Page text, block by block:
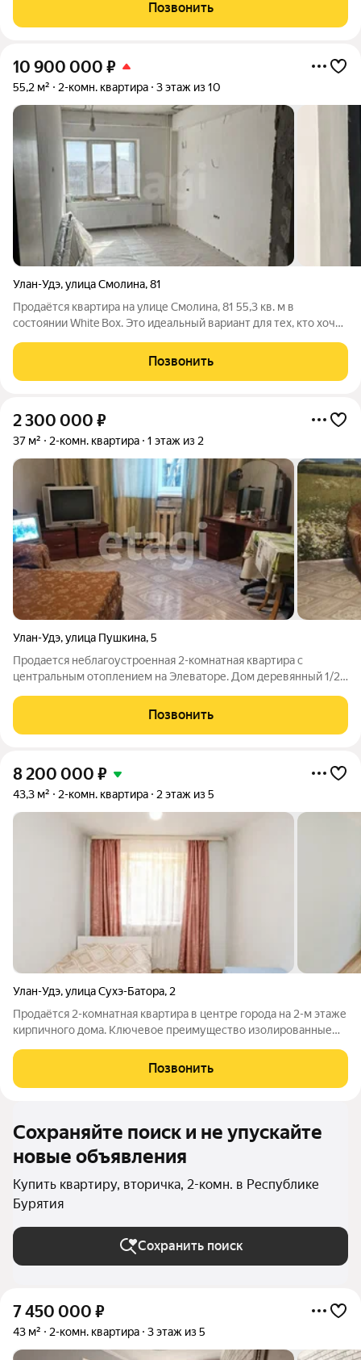
детский сад,
Позвонить
10 900 000 ₽
55,2 м² 2-комн. квартира 3 этаж из 10
Улан-Удэ,улица Смолина,81
Продаётся квартира на улице Смолина, 81 55,3 кв. м в
состоянии White Box. Это идеальный вариант для тех, кто хочет
ремонт. Стены уже выровнены и оштукатурены, выполнена
качественная стяжка
Позвонить
2 300 000 ₽
37 м² 2-комн. квартира 1 этаж из 2
Улан-Удэ,улица Пушкина,5
Продается неблагоустроенная 2-комнатная квартира с
центральным отоплением на Элеваторе. Дом деревянный 1/2
нет. Дом под снос. Уютный дворик. Хорошие соседи. Вся
инфраструктура рядом, поликлиника
Позвонить
8 200 000 ₽
43,3 м² 2-комн. квартира 2 этаж из 5
Улан-Удэ,улица Сухэ-Батора, 2
Продаётся 2-комнатная квартира в центре города на 2-м этаже
кирпичного дома. Ключевое преимущество изолированные
или сдачи в аренду. Окна выходят во двор (тихо, нет шума ).
Вся инфраструктура
Позвонить
Сохраняйте поиск и не упускайте
новые объявления
Купить квартиру, вторичка, 2-комн. в Республике
Бурятия
Сохранить поиск
7 450 000 ₽
43 м² 2-комн. квартира 3 этаж из 5